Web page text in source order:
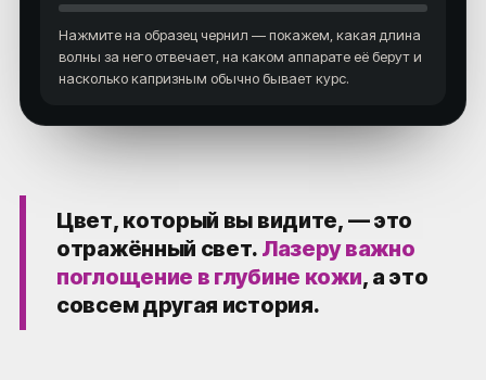
Нажмите на образец чернил — покажем, какая длина
волны за него отвечает, на каком аппарате её берут и
насколько капризным обычно бывает курс.
Цвет, который вы видите, — это
отражённый свет. Лазеру важно
поглощение в глубине кожи, а это
совсем другая история.